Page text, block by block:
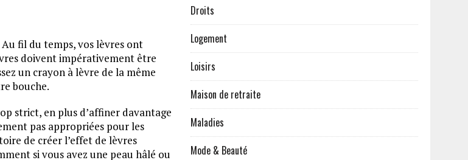
fil du temps, vos lèvres ont
doivent impérativement être
un crayon à lèvre de la même
bouche.
strict, en plus d’affiner davantage
pas appropriées pour les
de créer l’effet de lèvres
si vous avez une peau hâlé ou
Droits
Logement
Loisirs
Maison de retraite
Maladies
Mode & Beauté